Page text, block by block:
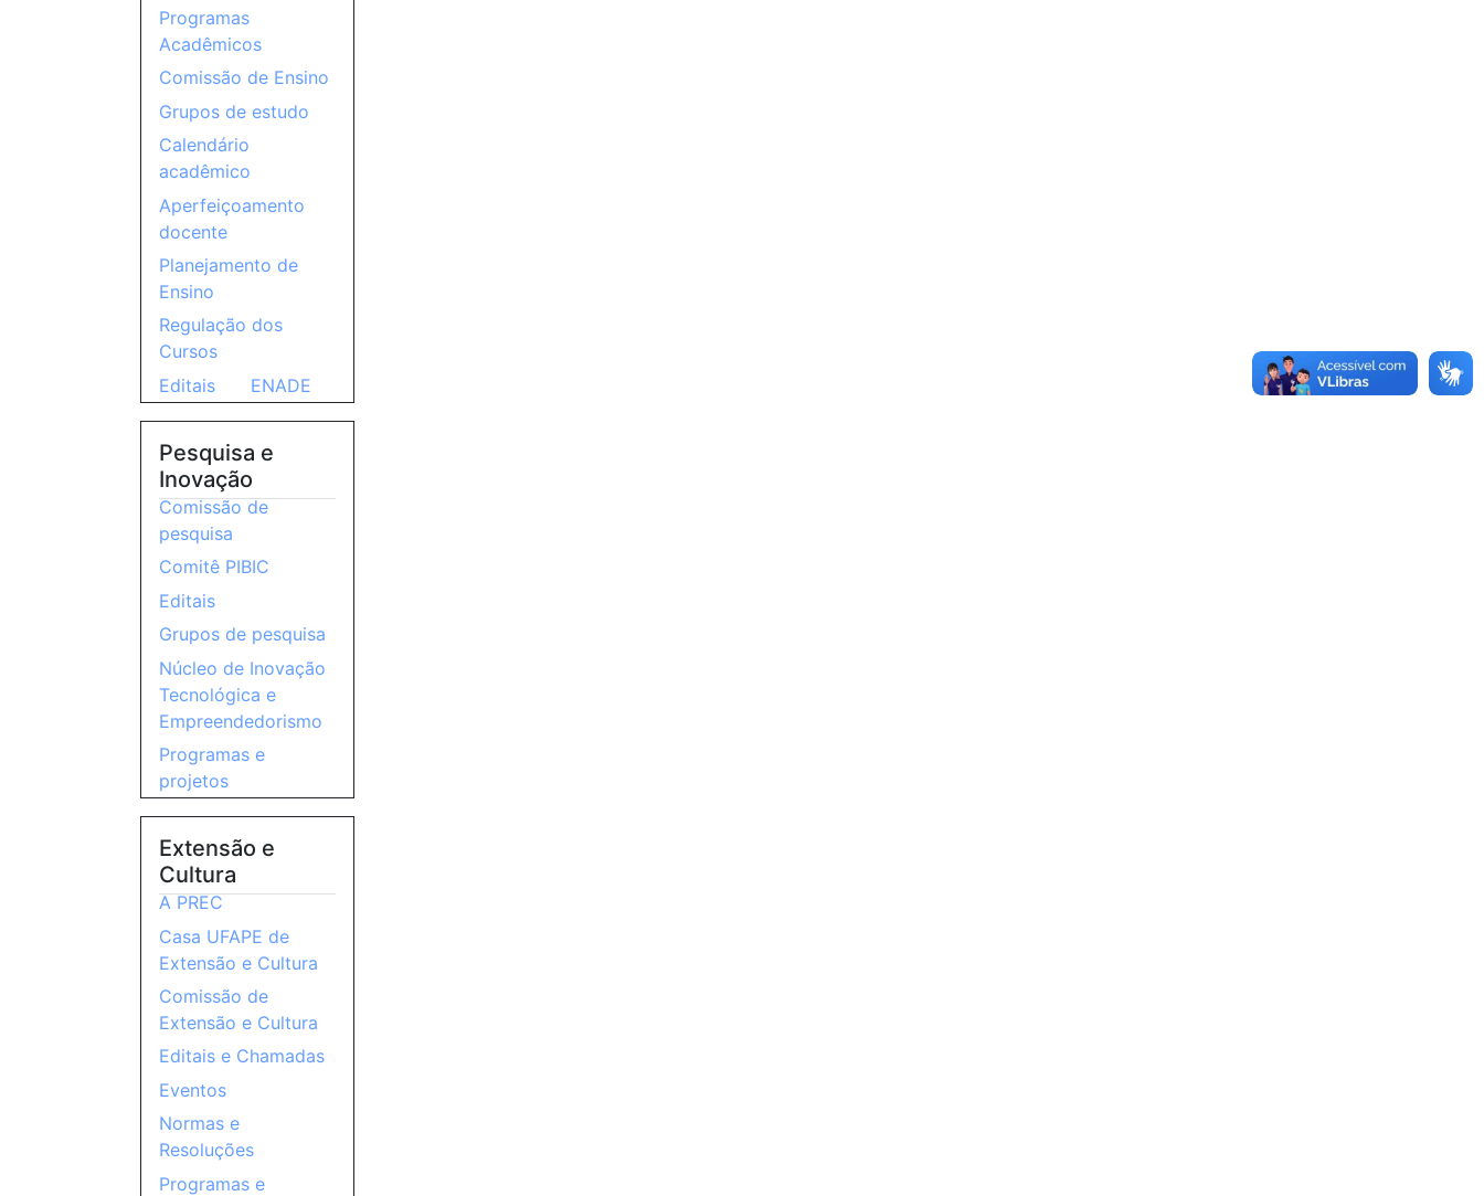
Programas
Acadêmicos
Comissão de Ensino
Grupos de estudo
Calendário
acadêmico
Aperfeiçoamento
docente
Planejamento de
Ensino
Regulação dos
Cursos
Editais
ENADE
Pesquisa e
Inovação
Comissão de
pesquisa
Comitê PIBIC
Editais
Grupos de pesquisa
Núcleo de Inovação
Tecnológica e
Empreendedorismo
Programas e
projetos
Extensão e
Cultura
A PREC
Casa UFAPE de
Extensão e Cultura
Comissão de
Extensão e Cultura
Editais e Chamadas
Eventos
Normas e
Resoluções
Programas e